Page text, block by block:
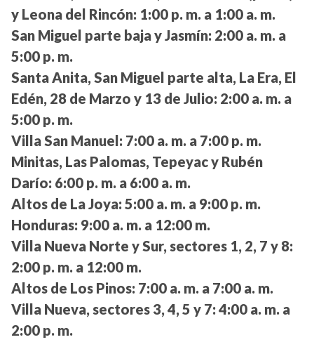
y Leona del Rincón: 1:00 p. m. a 1:00 a. m.
San Miguel parte baja y Jasmín: 2:00 a. m. a
5:00 p. m.
Santa Anita, San Miguel parte alta, La Era, El
Edén, 28 de Marzo y 13 de Julio: 2:00 a. m. a
5:00 p. m.
Villa San Manuel: 7:00 a. m. a 7:00 p. m.
Minitas, Las Palomas, Tepeyac y Rubén
Darío: 6:00 p. m. a 6:00 a. m.
Altos de La Joya: 5:00 a. m. a 9:00 p. m.
Honduras: 9:00 a. m. a 12:00 m.
Villa Nueva Norte y Sur, sectores 1, 2, 7 y 8:
2:00 p. m. a 12:00 m.
Altos de Los Pinos: 7:00 a. m. a 7:00 a. m.
Villa Nueva, sectores 3, 4, 5 y 7: 4:00 a. m. a
2:00 p. m.